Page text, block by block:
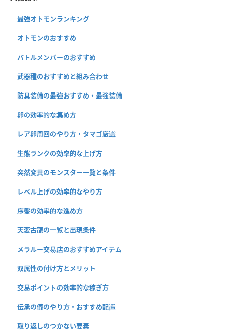
最強オトモンランキング
オトモンのおすすめ
バトルメンバーのおすすめ
武器種のおすすめと組み合わせ
防具装備の最強おすすめ・最強装備
卵の効率的な集め方
レア卵周回のやり方・タマゴ厳選
生態ランクの効率的な上げ方
突然変異のモンスター一覧と条件
レベル上げの効率的なやり方
序盤の効率的な進め方
天変古龍の一覧と出現条件
メラルー交易店のおすすめアイテム
双属性の付け方とメリット
交易ポイントの効率的な稼ぎ方
伝承の儀のやり方・おすすめ配置
取り返しのつかない要素